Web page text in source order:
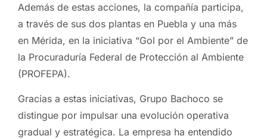
Además de estas acciones, la compañía participa,
a través de sus dos plantas en Puebla y una más
en Mérida, en la iniciativa “Gol por el Ambiente” de
la Procuraduría Federal de Protección al Ambiente
(PROFEPA).
Gracias a estas iniciativas, Grupo Bachoco se
distingue por impulsar una evolución operativa
gradual y estratégica. La empresa ha entendido